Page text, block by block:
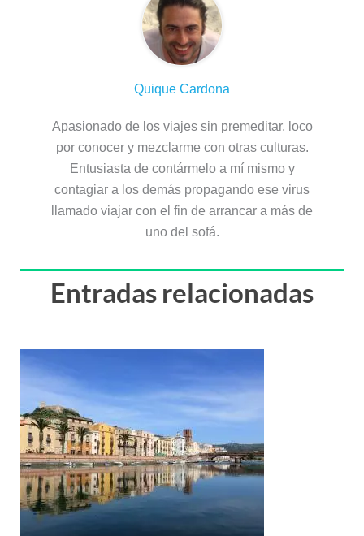
Quique Cardona
Apasionado de los viajes sin premeditar, loco
por conocer y mezclarme con otras culturas.
Entusiasta de contármelo a mí mismo y
contagiar a los demás propagando ese virus
llamado viajar con el fin de arrancar a más de
uno del sofá.
Entradas relacionadas